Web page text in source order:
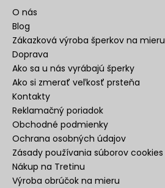
O nás
Blog
Zákazková výroba šperkov na mieru
Doprava
Ako sa u nás vyrábajú šperky
Ako si zmerať veľkosť prsteňa
Kontakty
Reklamačný poriadok
Obchodné podmienky
Ochrana osobných údajov
Zásady používania súborov cookies
Nákup na Tretinu
Výroba obrúčok na mieru